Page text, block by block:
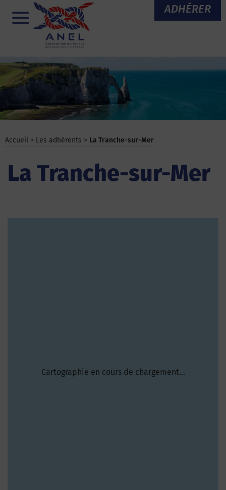
ADHÉRER
Menu
Accueil > Les adhérents > La Tranche-sur-Mer
La Tranche-sur-Mer
Cartographie en cours de chargement...